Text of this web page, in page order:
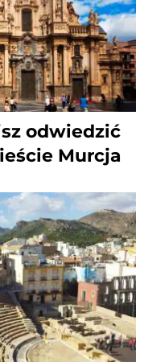
odwiedzić
Murcja